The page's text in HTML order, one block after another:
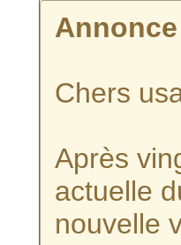
Annonce
Chers
Après
actuelle
nouvelle